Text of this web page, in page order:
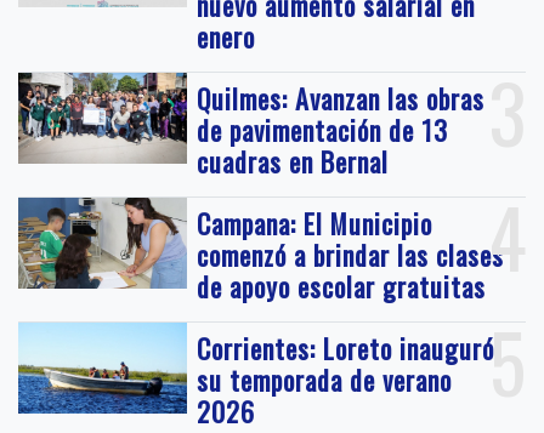
enero
3
Quilmes: Avanzan las obras
de pavimentación de 13
cuadras en Bernal
4
Campana: El Municipio
comenzó a brindar las clases
de apoyo escolar gratuitas
5
Corrientes: Loreto inauguró
su temporada de verano
2026